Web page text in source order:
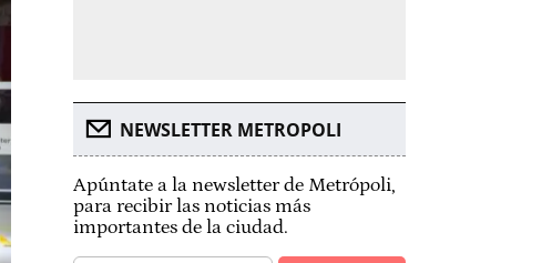
NEWSLETTER METROPOLI
Apúntate a la newsletter de Metrópoli,
para recibir las noticias más
importantes de la ciudad.